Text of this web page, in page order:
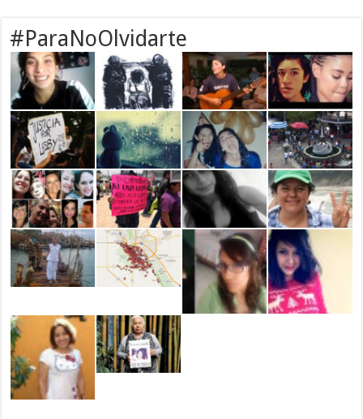
#ParaNoOlvidarte